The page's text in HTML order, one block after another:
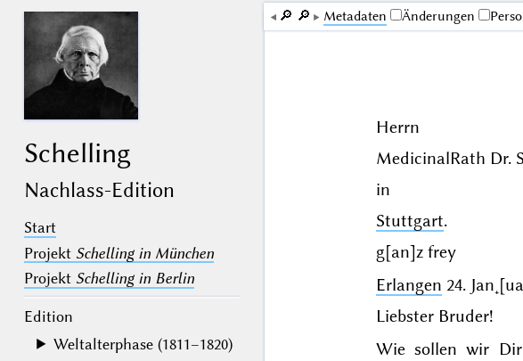
Schelling
Nachlass-Edition
Start
Projekt Schelling in München
Projekt Schelling in Berlin
Edition
Weltalterphase (1811–1820)
🔎︎ 🔎︎ Me­ta­da­ten Änderungen
Herrn
MedicinalRath Dr.
in
Stuttgart.
g[an]z frey
Erlangen 24.
Liebster Bruder!
Wie sollen wir